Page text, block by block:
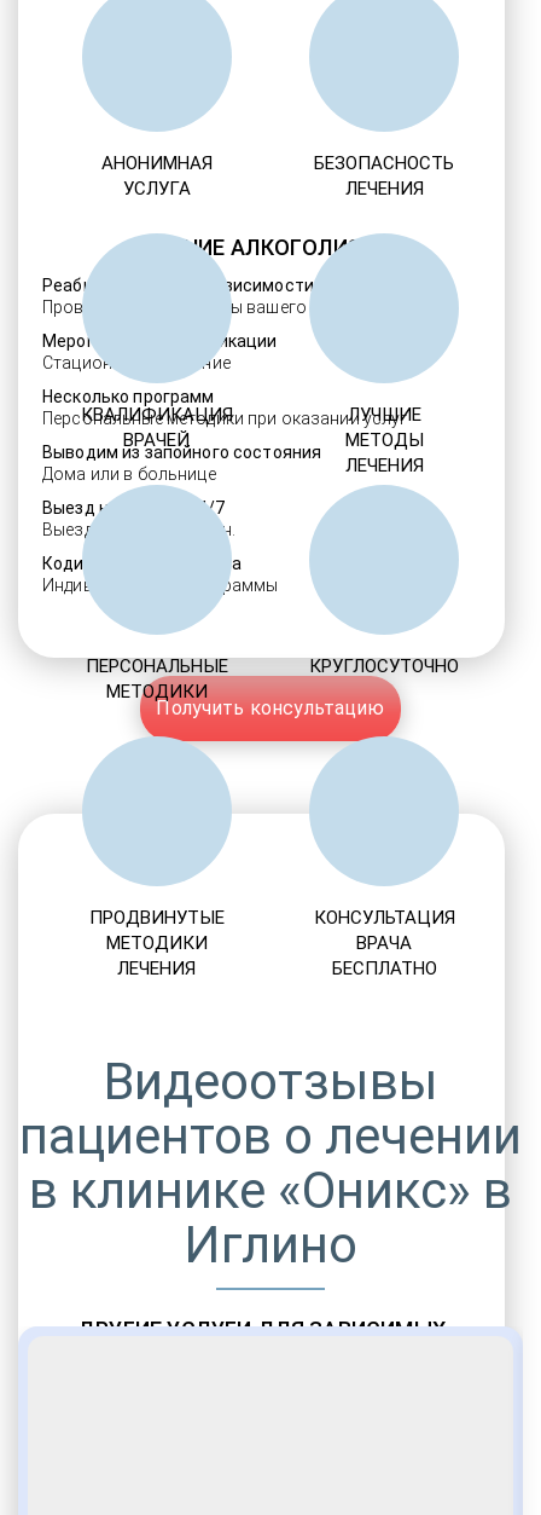
ЛЕЧЕНИЕ АЛКОГОЛИЗМА
Реабилитация алкозависимости
Проверенные ребцентры вашего региона
Мероприятия детоксикации
Стационарное лечение
Несколько программ
Персональные методики при оказании услуг
Выводим из запойного состояния
Дома или в больнице
Выезд нарколога 24/7
Выезд в течение 30 мин.
Кодировка алкоголизма
Индивидуальные программы
Получить консультацию
ДРУГИЕ УСЛУГИ ДЛЯ ЗАВИСИМЫХ
АНОНИМНАЯ
УСЛУГА
БЕЗОПАСНОСТЬ
ЛЕЧЕНИЯ
КВАЛИФИКАЦИЯ
ВРАЧЕЙ
ЛУЧШИЕ
МЕТОДЫ
ЛЕЧЕНИЯ
ПЕРСОНАЛЬНЫЕ
МЕТОДИКИ
КРУГЛОСУТОЧНО
ПРОДВИНУТЫЕ
МЕТОДИКИ
ЛЕЧЕНИЯ
КОНСУЛЬТАЦИЯ
ВРАЧА
БЕСПЛАТНО
Видеоотзывы
пациентов о лечении
в клинике «Оникс» в
Иглино